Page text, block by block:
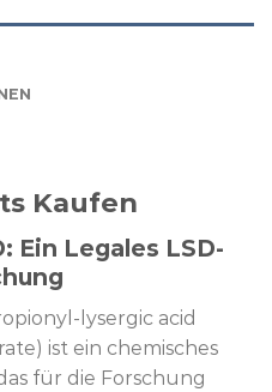
Kaufen
Ein Legales LSD-
lysergic acid
ist ein chemisches
für die Forschung